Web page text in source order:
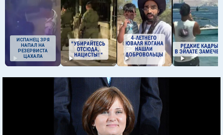
ИСПАНЕЦ ЗРЯ
НАПАЛ НА
РЕЗЕРВИСТА
ЦАХАЛА